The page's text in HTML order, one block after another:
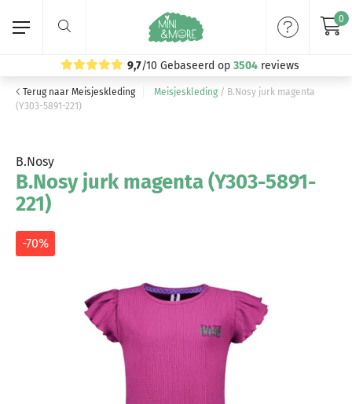
9,7/10 Gebaseerd op 3504 reviews
0
Home
Jongenskleding
Terug naar Meisjeskleding Meisjeskleding / B.Nosy jurk magenta
(Y303-5891-221)
B.Nosy
B.Nosy jurk magenta (Y303-5891-
221)
-70%